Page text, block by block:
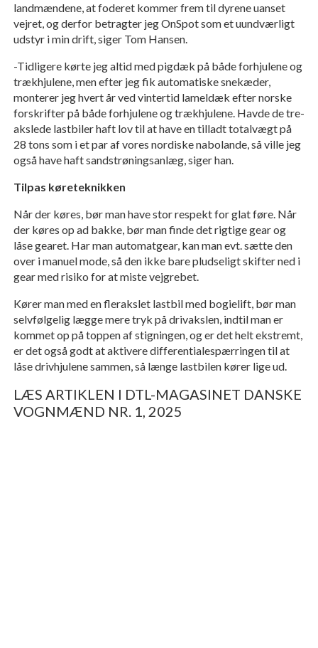
landmændene, at foderet kommer frem til dyrene uanset
vejret, og derfor betragter jeg OnSpot som et uundværligt
udstyr i min drift, siger Tom Hansen.
-Tidligere kørte jeg altid med pigdæk på både forhjulene og
trækhjulene, men efter jeg fik automatiske snekæder,
monterer jeg hvert år ved vintertid lameldæk efter norske
forskrifter på både forhjulene og trækhjulene. Havde de tre-
akslede lastbiler haft lov til at have en tilladt totalvægt på
28 tons som i et par af vores nordiske nabolande, så ville jeg
også have haft sandstrøningsanlæg, siger han.
Tilpas køreteknikken
Når der køres, bør man have stor respekt for glat føre. Når
der køres op ad bakke, bør man finde det rigtige gear og
låse gearet. Har man automatgear, kan man evt. sætte den
over i manuel mode, så den ikke bare pludseligt skifter ned i
gear med risiko for at miste vejgrebet.
Kører man med en flerakslet lastbil med bogielift, bør man
selvfølgelig lægge mere tryk på drivakslen, indtil man er
kommet op på toppen af stigningen, og er det helt ekstremt,
er det også godt at aktivere differentialespærringen til at
låse drivhjulene sammen, så længe lastbilen kører lige ud.
LÆS ARTIKLEN I DTL-MAGASINET DANSKE
VOGNMÆND NR. 1, 2025